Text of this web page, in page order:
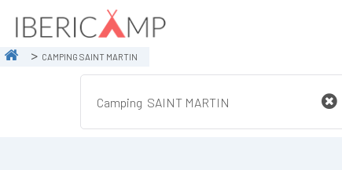
CAMPING SAINT MARTIN